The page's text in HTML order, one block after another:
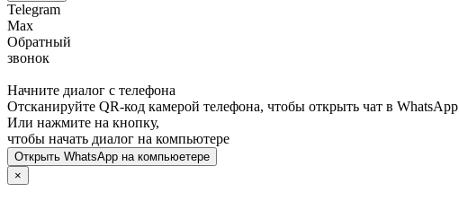
Telegram
Max
Обратный
звонок
Начните диалог с телефона
Отсканируйте QR-код камерой телефона, чтобы открыть чат в WhatsApp
Или нажмите на кнопку,
чтобы начать диалог на компьютере
Открыть WhatsApp на компьюетере
×